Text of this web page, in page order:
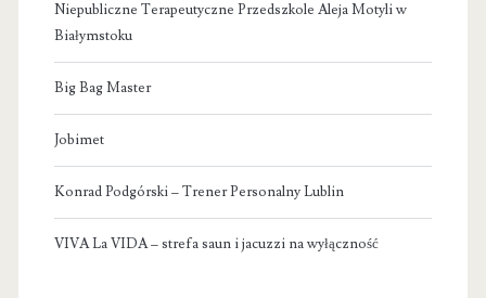
Niepubliczne Terapeutyczne Przedszkole Aleja Motyli w
Białymstoku
Big Bag Master
Jobimet
Konrad Podgórski – Trener Personalny Lublin
VIVA La VIDA – strefa saun i jacuzzi na wyłączność